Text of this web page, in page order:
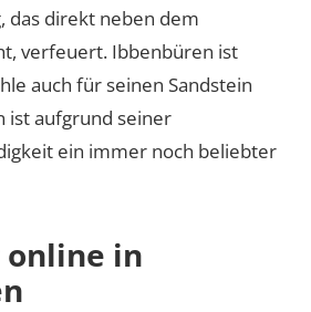
das direkt neben dem
verfeuert. Ibbenbüren ist
auch für seinen Sandstein
ist aufgrund seiner
ein immer noch beliebter
online in